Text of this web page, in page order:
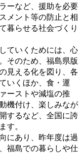
ーなど、援助を必要
メント等の防止と相
暮らせる社会づくり
ていくためには、心
そのため、福島県版
見える化を図り、各
いくほか、食・運
ーストや減塩の推
機付け、楽しみなが
するなど、全国に誇
す。
にあり、昨年度は過
福島での暮らしや仕